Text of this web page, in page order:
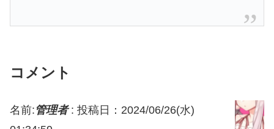
コメント
名前: 管理者: 投稿日：2024/06/26(水)